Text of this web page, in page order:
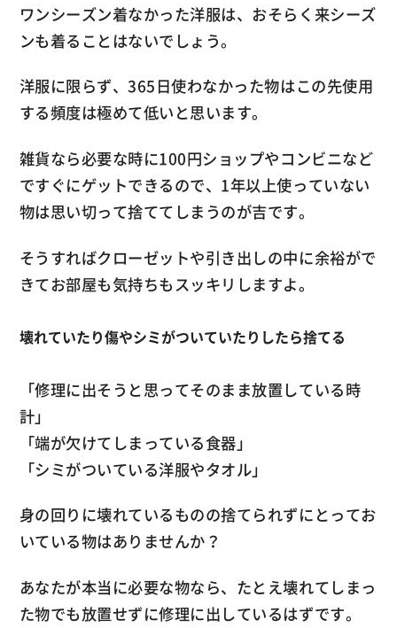
ワンシーズン着なかった洋服は、おそらく来シーズ
ンも着ることはないでしょう。
洋服に限らず、365日使わなかった物はこの先使用
する頻度は極めて低いと思います。
雑貨なら必要な時に100円ショップやコンビニなど
ですぐにゲットできるので、1年以上使っていない
物は思い切って捨ててしまうのが吉です。
そうすればクローゼットや引き出しの中に余裕がで
きてお部屋も気持ちもスッキリしますよ。
壊れていたり傷やシミがついていたりしたら捨てる
「修理に出そうと思ってそのまま放置している時
計」
「端が欠けてしまっている食器」
「シミがついている洋服やタオル」
身の回りに壊れているものの捨てられずにとってお
いている物はありませんか？
あなたが本当に必要な物なら、たとえ壊れてしまっ
た物でも放置せずに修理に出しているはずです。